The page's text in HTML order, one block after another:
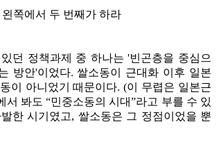
왼쪽에서 두 번째가 하라
던 정책과제 중 하나는 '빈곤층을 중심으
방안'이었다. 쌀소동이 근대화 이후 일본
이 아니었기 때문이다. (이 무렵은 일본근
서 봐도 “민중소동의 시대”라고 부를 수 있
한 시기였고, 쌀소동은 그 정점이었을 뿐